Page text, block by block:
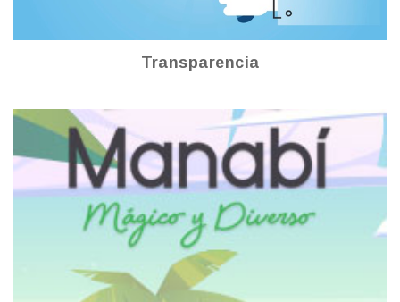
Transparencia
Turismo Cultura y Patrimonio
Ver más